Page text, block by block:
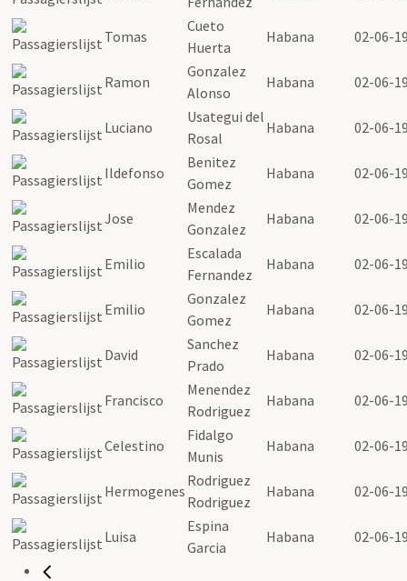
Tomas
Cueto
Huerta
Habana 02-06-
Ramon
Gonzalez
Alonso
Habana 02-06-
Luciano
Usategui del
Rosal
Habana 02-06-
Ildefonso
Benitez
Gomez
Habana 02-06-
Jose
Mendez
Gonzalez
Habana 02-06-
Emilio
Escalada
Fernandez
Habana 02-06-
Emilio
Gonzalez
Gomez
Habana 02-06-
David
Sanchez
Prado
Habana 02-06-
Francisco
Menendez
Rodriguez
Habana 02-06-
Celestino
Fidalgo
Munis
Habana 02-06-
Hermogenes
Rodriguez
Rodriguez
Habana 02-06-
Luisa
Espina
Garcia
Habana 02-06-